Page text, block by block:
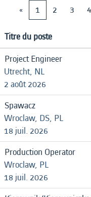
«
1 2 3 4
Titre du poste
Project Engineer
Utrecht, NL
2 août 2026
Spawacz
Wroclaw, DS, PL
18 juil. 2026
Production Operator
Wroclaw, PL
18 juil. 2026